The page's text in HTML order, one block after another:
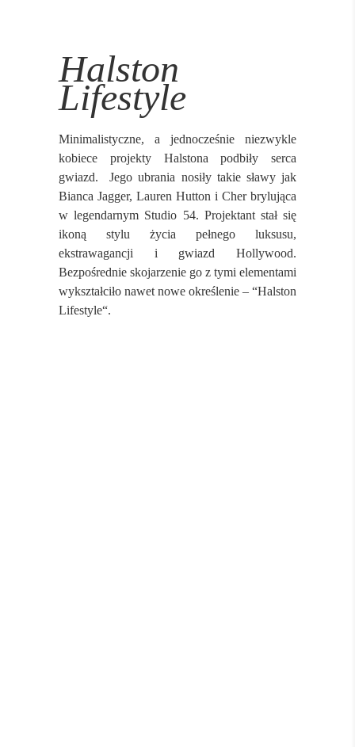
Halston
Lifestyle
Minimalistyczne, a jednocześnie niezwykle
kobiece projekty Halstona podbiły serca
gwiazd. Jego ubrania nosiły takie sławy jak
Bianca Jagger, Lauren Hutton i Cher brylująca
w legendarnym Studio 54. Projektant stał się
ikoną stylu życia pełnego luksusu,
ekstrawagancji i gwiazd Hollywood.
Bezpośrednie skojarzenie go z tymi elementami
wykształciło nawet nowe określenie – “Halston
Lifestyle“.